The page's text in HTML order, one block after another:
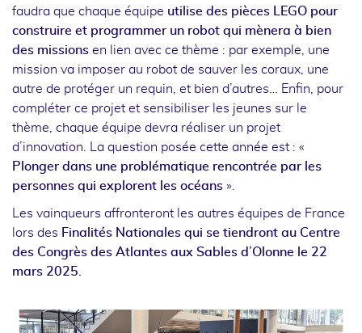
faudra que chaque équipe utilise des pièces LEGO pour
construire et programmer un robot qui mènera à bien
des missions en lien avec ce thème : par exemple, une
mission va imposer au robot de sauver les coraux, une
autre de protéger un requin, et bien d’autres… Enfin, pour
compléter ce projet et sensibiliser les jeunes sur le
thème, chaque équipe devra réaliser un projet
d’innovation. La question posée cette année est : «
Plonger dans une problématique rencontrée par les
personnes qui explorent les océans ».
Les vainqueurs affronteront les autres équipes de France
lors des Finalités Nationales qui se tiendront au Centre
des Congrès des Atlantes aux Sables d’Olonne le 22
mars 2025.